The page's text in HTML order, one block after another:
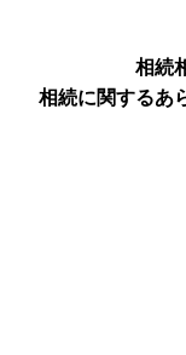
相続
相続に関するあ